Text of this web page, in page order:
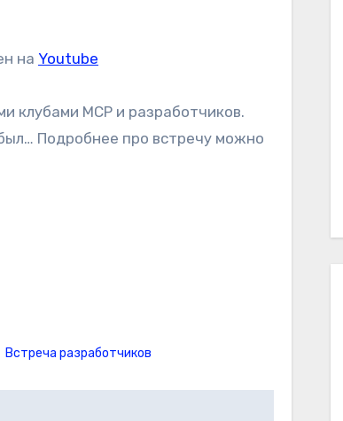
на Youtube
клубами MCP и разработчиков.
Подробнее про встречу можно
Встреча разработчиков